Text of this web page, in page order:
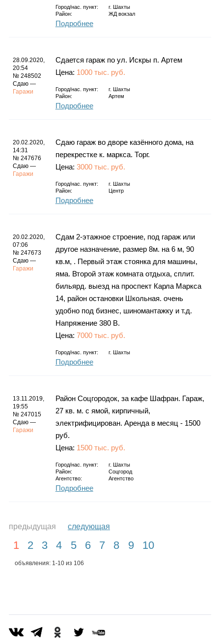
Город/нас. пункт: г.
Шахты
Район:
ЖД вокзал
Подробнее
28.09.2020,
20:54
№ 248502
Сдаю —
Гаражи
Сдается гараж по ул. Искры п. Артем
Цена: 1000 тыс. руб.
Город/нас. пункт: г.
Шахты
Район:
Артем
Подробнее
20.02.2020,
14:31
№ 247676
Сдаю —
Гаражи
Сдаю гараж во дворе казённого дома, на
перекрестке к. маркса. Торг.
Цена: 3000 тыс. руб.
Город/нас. пункт: г.
Шахты
Район:
Центр
Подробнее
20.02.2020,
07:06
№ 247673
Сдаю —
Гаражи
Сдам 2-этажное строение, под гараж или
другое назначение, размер 8м. на 6 м, 90
кв.м, . Первый этаж стоянка для машины,
яма. Второй этаж комната отдыха, сплит.
бильярд. выезд на проспект Карла Маркса
14, район остановки Школьная. очень
удобно под бизнес, шиномантажку и т.д.
Напряжение 380 В.
Цена: 7000 тыс. руб.
Город/нас. пункт: г. Шахты
Подробнее
13.11.2019,
19:55
№ 247015
Сдаю —
Гаражи
Район Соцгородок, за кафе Шафран. Гараж,
27 кв. м. с ямой, кирпичный,
электрифицирован. Аренда в месяц - 1500
руб.
Цена: 1500 тыс. руб.
Город/нас. пункт: г.
Шахты
Район:
Соцгород
Агентство:
Агентство
Подробнее
предыдущая следующая
1 2 3 4 5 6 7 8 9 10
объявления: 1-10 из 106